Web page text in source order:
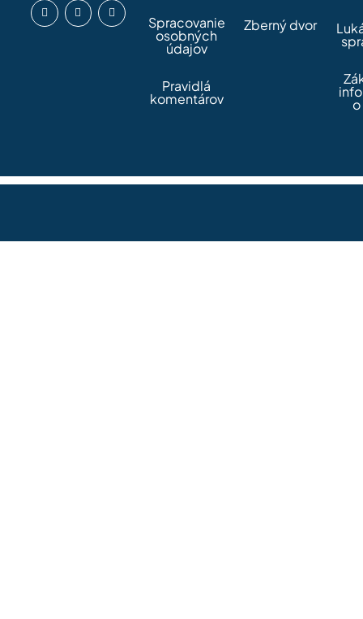
Spracovanie
osobných
údajov
Pravidlá
komentárov
Zberný dvor